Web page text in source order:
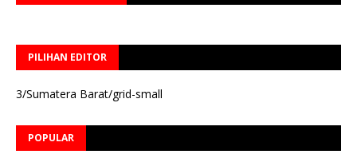
PILIHAN EDITOR
3/Sumatera Barat/grid-small
POPULAR